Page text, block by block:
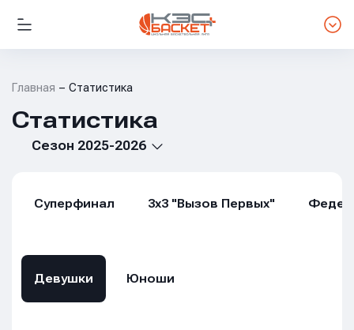
Главная Статистика
Статистика
Сезон 2025-2026
Суперфинал 3х3 "Вызов Первых"
Девушки Юноши